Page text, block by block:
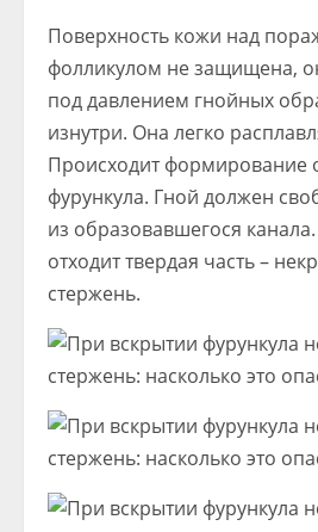
Поверхность кожи над
фолликулом не защищена,
под давлением гнойных
изнутри. Она легко
Происходит формирование
фурункула. Гной должен
из образовавшегося
отходит твердая часть –
стержень.